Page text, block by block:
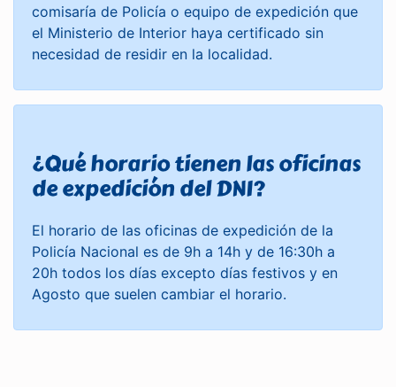
comisaría de Policía o equipo de expedición que
el Ministerio de Interior haya certificado sin
necesidad de residir en la localidad.
¿Qué horario tienen las oficinas
de expedición del DNI?
El horario de las oficinas de expedición de la
Policía Nacional es de 9h a 14h y de 16:30h a
20h todos los días excepto días festivos y en
Agosto que suelen cambiar el horario.